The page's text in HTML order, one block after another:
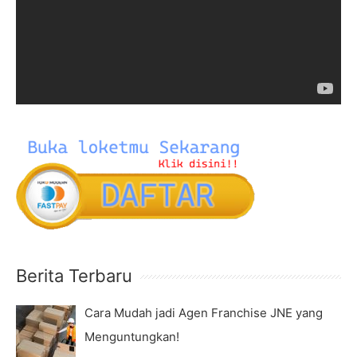
Berita Terbaru
Cara Mudah jadi Agen Franchise JNE yang
Menguntungkan!